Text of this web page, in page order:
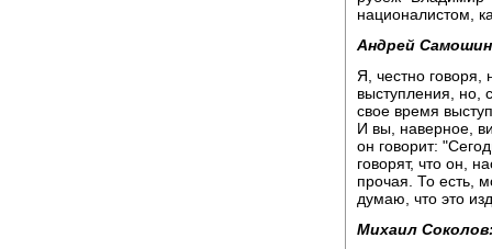
националистом,
Андрей
Я, честно говоря,
выступления, но,
свое время
И вы, наверное,
он говорит:
говорят, что он,
прочая. То есть,
думаю, что это
Михаил